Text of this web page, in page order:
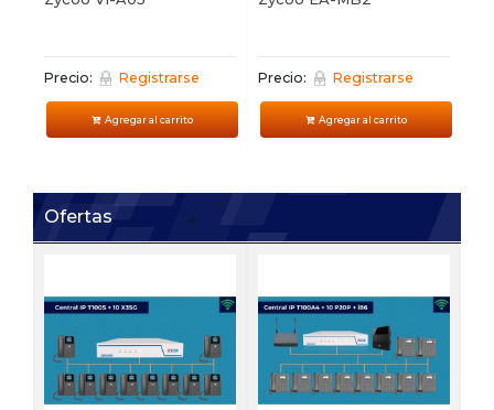
Precio: Registrarse
Agregar al carrito
Precio: Registrarse
Agregar al carrito
Ofertas